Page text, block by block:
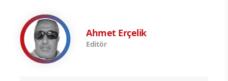
Ahmet Erçelik
Editör